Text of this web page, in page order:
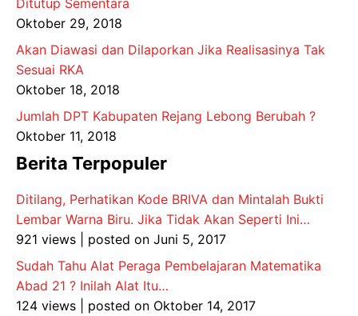
Ditutup Sementara
Oktober 29, 2018
Akan Diawasi dan Dilaporkan Jika Realisasinya Tak
Sesuai RKA
Oktober 18, 2018
Jumlah DPT Kabupaten Rejang Lebong Berubah ?
Oktober 11, 2018
Berita Terpopuler
Ditilang, Perhatikan Kode BRIVA dan Mintalah Bukti
Lembar Warna Biru. Jika Tidak Akan Seperti Ini…
921 views
posted on Juni 5, 2017
Sudah Tahu Alat Peraga Pembelajaran Matematika
Abad 21 ? Inilah Alat Itu…
124 views
posted on Oktober 14, 2017